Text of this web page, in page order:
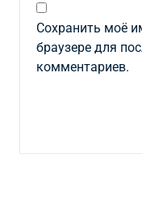
Сохранить моё
браузере для
комментариев.